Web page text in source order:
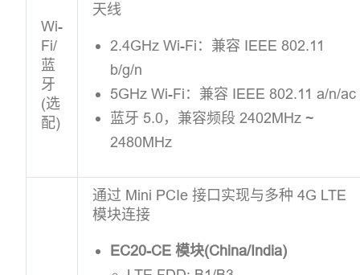
Wi-
Fi/
蓝
牙
(选
配)
天线
2.4GHz Wi-Fi：兼容 IEEE 802.11
b/g/n
5GHz Wi-Fi：兼容 IEEE 802.11 a/n/ac
蓝牙 5.0，兼容频段 2402MHz ~
2480MHz
通过 Mini PCIe 接口实现与多种 4G LTE
模块连接
EC20-CE 模块(China/India)